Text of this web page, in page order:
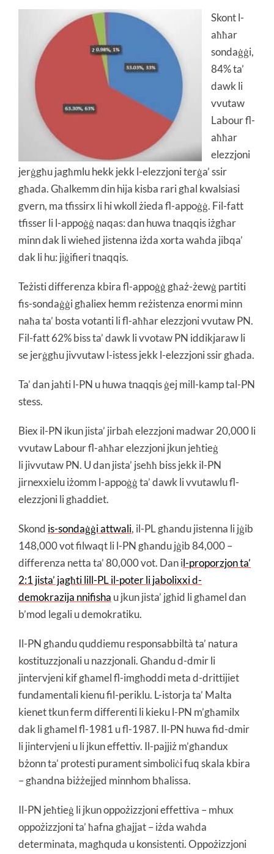
Skont l-
aħħar
sondaġġi,
84% ta’
dawk li
vvutaw
Labour fl-
aħħar
elezzjoni
jerġgħu jagħmlu hekk jekk l-elezzjoni terġa’ ssir
għada. Għalkemm din hija kisba rari għal kwalsiasi
gvern, ma tfissirx li hi wkoll żieda fl-appoġġ. Fil-fatt
tfisser li l-appoġġ naqas: dan huwa tnaqqis iżgħar
minn dak li wieħed jistenna iżda xorta waħda jibqa’
dak li hu: jiġifieri tnaqqis.
Teżisti differenza kbira fl-appoġġ għaż-żewġ partiti
fis-sondaġġi għaliex hemm reżistenza enormi minn
naħa ta’ bosta votanti li fl-aħħar elezzjoni vvutaw PN.
Fil-fatt 62% biss ta’ dawk li vvotaw PN iddikjaraw li
se jerġgħu jivvutaw l-istess jekk l-elezzjoni ssir għada.
Ta’ dan jaħti l-PN u huwa tnaqqis ġej mill-kamp tal-PN
stess.
Biex il-PN ikun jista’ jirbaħ elezzjoni madwar 20,000 li
vvutaw Labour fl-aħħar elezzjoni jkun jeħtieġ
li jivvutaw PN. U dan jista’ jseħħ biss jekk il-PN
jirnexxielu iżomm l-appoġġ ta’ dawk li vvutawlu fl-
elezzjoni li għaddiet.
Skond is-sondaġġi attwali, il-PL għandu jistenna li jġib
148,000 vot filwaqt li l-PN għandu jġib 84,000 –
differenza netta ta’ 80,000 vot. Dan il-proporzjon ta’
2:1 jista’ jagħti lill-PL il-poter li jabolixxi d-
demokrazija nnifisha u jkun jista’ jgħid li għamel dan
b’mod legali u demokratiku.
Il-PN għandu quddiemu responsabbiltà ta’ natura
kostituzzjonali u nazzjonali. Għandu d-dmir li
jintervjeni kif għamel fl-imgħoddi meta d-drittijiet
fundamentali kienu fil-periklu. L-istorja ta’ Malta
kienet tkun ferm differenti li kieku l-PN m’għamilx
dak li għamel fl-1981 u fl-1987. Il-PN huwa fid-dmir
li jintervjeni u li jkun effettiv. Il-pajjiż m’għandux
bżonn ta’ protesti purament simboliċi fuq skala kbira
– għandna biżżejjed minnhom bħalissa.
Il-PN jeħtieġ li jkun oppożizzjoni effettiva – mhux
oppożizzjoni ta’ ħafna għajjat – iżda waħda
determinata, magħquda u konsistenti. Oppożizzjoni